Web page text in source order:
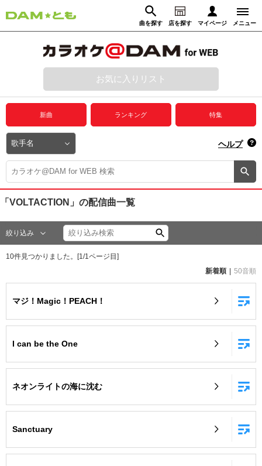
曲を探す 店を探す マイページ メニュー
動画からさがす 録音からさがす
ログイン
プレミアムサービス
DAM★とも動画
DAM★とも録音
カラオケ＠DAM
ユーザー検索
DAMの新曲・ランキングなど
自宅でカラオケ歌い放題！
お気に入りリスト
新曲 ランキング 特集
ヘルプ
「VOLTACTION」 の配信曲一覧
絞り込み
10件見つかりました。[1 /1 ページ目]
新着順
50音順
マジ！Magic！PEACH！
I can be the One
ネオンライトの海に沈む
Sanctuary